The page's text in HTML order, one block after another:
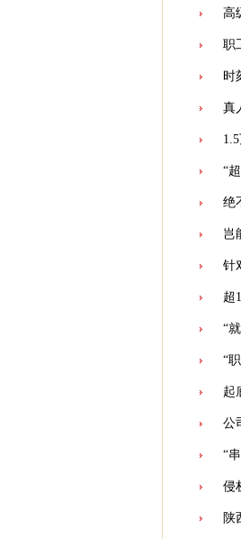
高
职
时
真
“
绝
岂
针
超
“
“
起
公
“
侵
陕